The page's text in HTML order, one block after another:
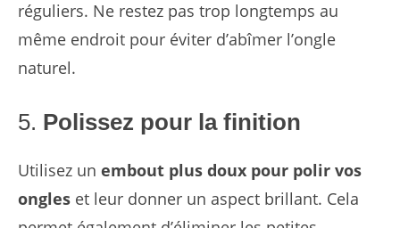
réguliers. Ne restez pas trop longtemps au
même endroit pour éviter d’abîmer l’ongle
naturel.
5. Polissez pour la finition
Utilisez un embout plus doux pour polir vos
ongles et leur donner un aspect brillant. Cela